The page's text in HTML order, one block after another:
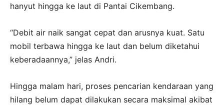
hanyut hingga ke laut di Pantai Cikembang.
“Debit air naik sangat cepat dan arusnya kuat. Satu
mobil terbawa hingga ke laut dan belum diketahui
keberadaannya,” jelas Andri.
Hingga malam hari, proses pencarian kendaraan yang
hilang belum dapat dilakukan secara maksimal akibat